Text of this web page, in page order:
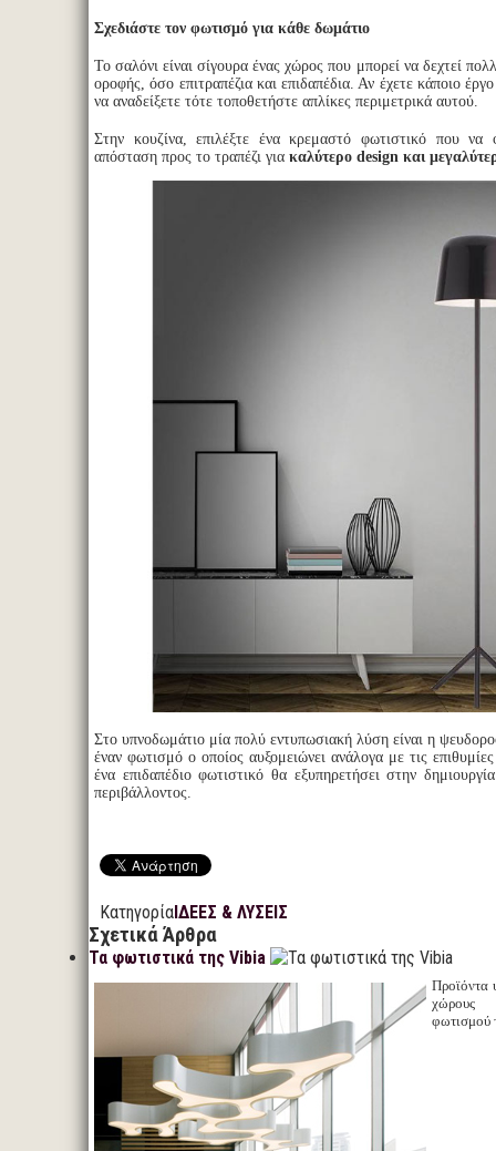
Σχεδιάστε τον φωτισμό για κάθε δωμάτιο
Το σαλόνι είναι σίγουρα ένας χώρος που μπορεί να δεχτεί
οροφής, όσο επιτραπέζια και επιδαπέδια. Αν έχετε κάποιο
να αναδείξετε τότε τοποθετήστε απλίκες περιμετρικά αυτού.
Στην κουζίνα, επιλέξτε ένα κρεμαστό φωτιστικό που να
απόσταση προς το τραπέζι για καλύτερο design και
Στο υπνοδωμάτιο μία πολύ εντυπωσιακή λύση είναι η
έναν φωτισμό ο οποίος αυξομειώνει ανάλογα με τις
ένα επιδαπέδιο φωτιστικό θα εξυπηρετήσει στην
περιβάλλοντος.
ΚατηγορίαΙΔΕΕΣ & ΛΥΣΕΙΣ
Σχετικά Άρθρα
Τα φωτιστικά της Vibia
Προϊόντα